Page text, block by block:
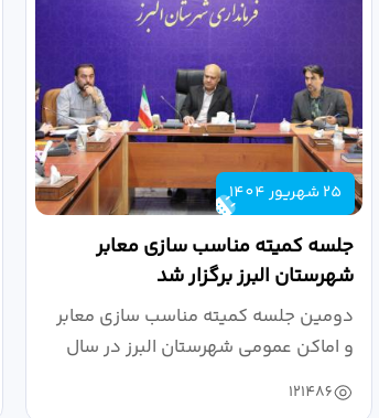
25 شهریور 1404
جلسه کمیته مناسب سازی معابر
شهرستان البرز برگزار شد
دومین جلسه کمیته مناسب سازی معابر
و اماکن عمومی شهرستان البرز در سال
۱۴۰۴ به...
121486